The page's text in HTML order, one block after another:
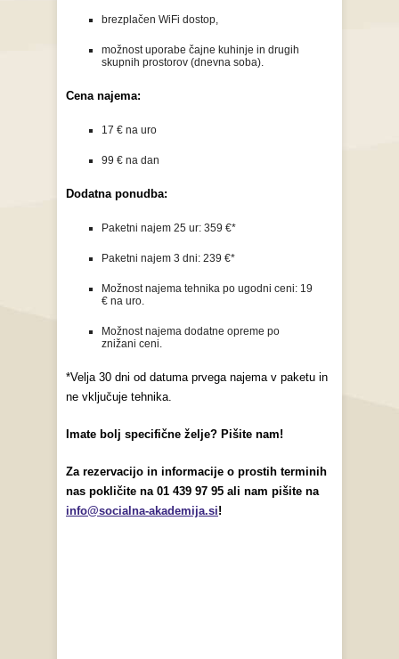
brezplačen WiFi dostop,
možnost uporabe čajne kuhinje in drugih
skupnih prostorov (dnevna soba).
Cena najema:
17 € na uro
99 € na dan
Dodatna ponudba:
Paketni najem 25 ur: 359 €*
Paketni najem 3 dni: 239 €*
Možnost najema tehnika po ugodni ceni: 19
€ na uro.
Možnost najema dodatne opreme po
znižani ceni.
*Velja 30 dni od datuma prvega najema v paketu in
ne vključuje tehnika.
Imate bolj specifične želje? Pišite nam!
Za rezervacijo in informacije o prostih terminih
nas pokličite na 01 439 97 95 ali nam pišite na
info@socialna-akademija.si!